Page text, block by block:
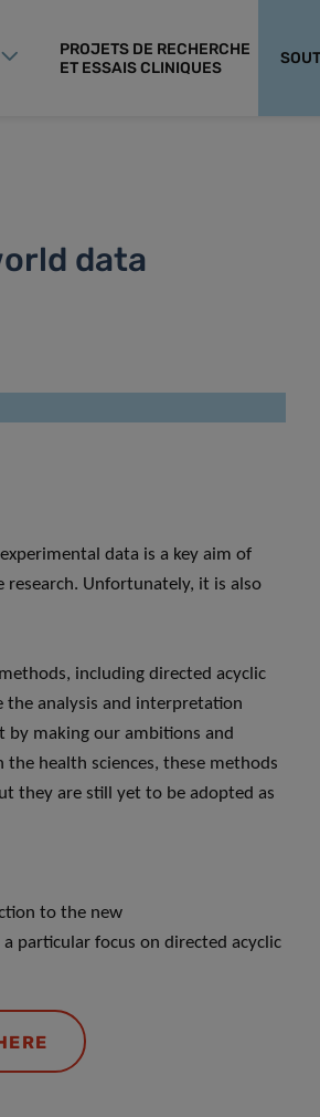
PROJETS DE RECHERCHE
ET ESSAIS CLINIQUES
data
data is a key aim of
research. Unfortunately, it is also
including directed acyclic
the analysis and interpretation
by making our ambitions and
health sciences, these methods
they are still yet to be adopted as
to the new
particular focus on directed acyclic